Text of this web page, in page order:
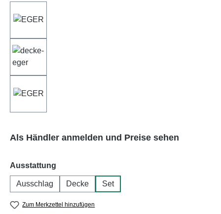
Als Händler anmelden und Preise sehen
Ausstattung
Ausschlag Decke Set
Zum Merkzettel hinzufügen